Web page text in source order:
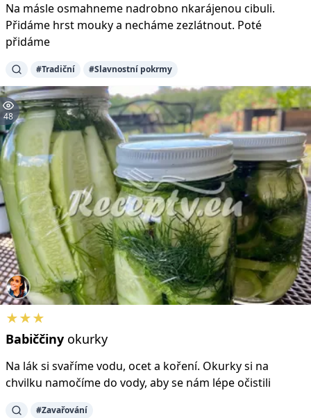
Na másle osmahneme nadrobno nkarájenou cibuli.
Přidáme hrst mouky a necháme zezlátnout. Poté
přidáme
#Tradiční #Slavnostní pokrmy
48
★★★
Babiččiny okurky
Na lák si svaříme vodu, ocet a koření. Okurky si na
chvilku namočíme do vody, aby se nám lépe očistili
#Zavařování